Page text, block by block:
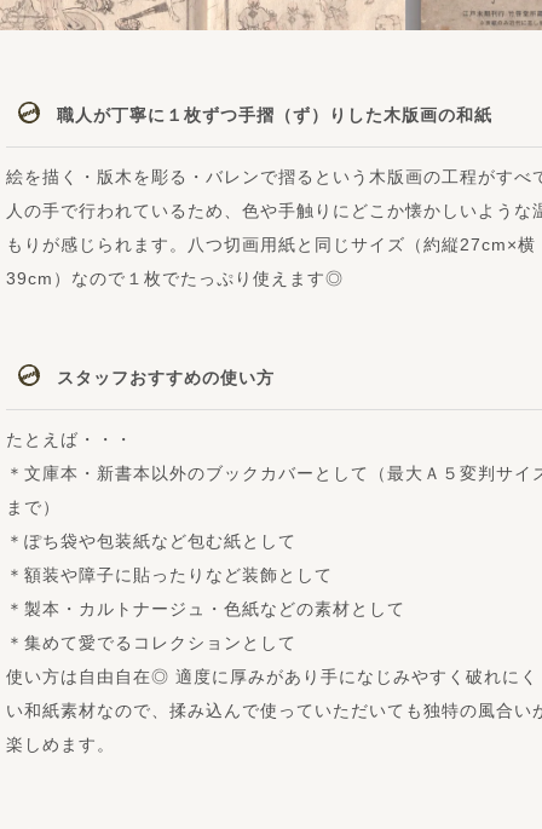
職人が丁寧に１枚ずつ手摺（ず）りした木版画の和紙
絵を描く・版木を彫る・バレンで摺るという木版画の工程がすべ
人の手で行われているため、色や手触りにどこか懐かしいような
もりが感じられます。八つ切画用紙と同じサイズ（約縦27cm×横
39cm）なので１枚でたっぷり使えます◎
スタッフおすすめの使い方
たとえば・・・
＊文庫本・新書本以外のブックカバーとして（最大Ａ５変判サイ
まで）
＊ぽち袋や包装紙など包む紙として
＊額装や障子に貼ったりなど装飾として
＊製本・カルトナージュ・色紙などの素材として
＊集めて愛でるコレクションとして
使い方は自由自在◎ 適度に厚みがあり手になじみやすく破れにく
い和紙素材なので、揉み込んで使っていただいても独特の風合い
楽しめます。